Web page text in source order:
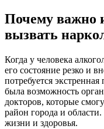
Почему важно
вызвать
Когда у человека
его состояние резко и
потребуется
была возможность
докторов, которые
район города и
жизни и здоровья.